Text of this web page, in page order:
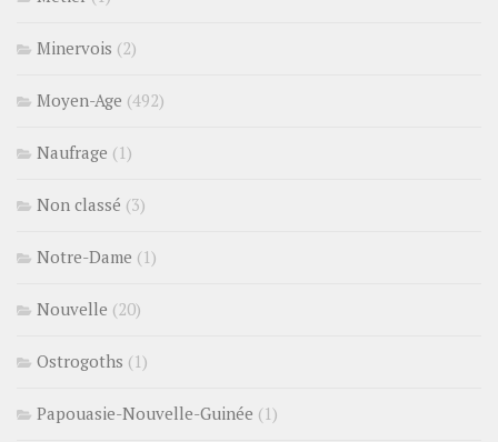
Minervois (2)
Moyen-Age (492)
Naufrage (1)
Non classé (3)
Notre-Dame (1)
Nouvelle (20)
Ostrogoths (1)
Papouasie-Nouvelle-Guinée (1)